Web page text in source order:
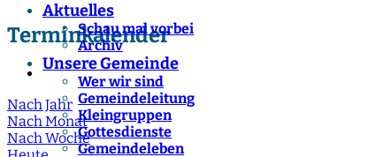
Aktuelles
Schau mal vorbei
Archiv
Unsere Gemeinde
Wer wir sind
Gemeindeleitung
Kleingruppen
Gottesdienste
Gemeindeleben
Terminkalender
Nach Jahr
Nach Monat
Nach Woche